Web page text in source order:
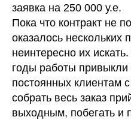
заявка на 250 000 у.е.
Пока что контракт не
оказалось нескольких
неинтересно их
годы работы привыкли
постоянных клиентам
собрать весь заказ
выходным, побегать и